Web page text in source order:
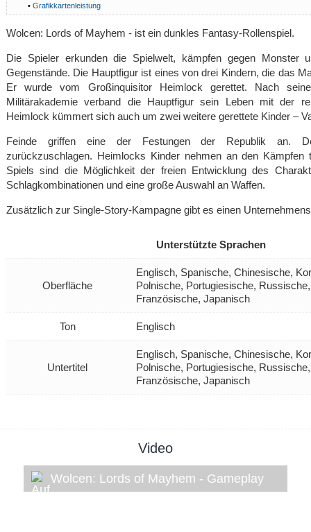
• Grafikkartenleistung
Wolcen: Lords of Mayhem - ist ein dunkles Fantasy-Rollenspiel.
Die Spieler erkunden die Spielwelt, kämpfen gegen Monster
Gegenstände. Die Hauptfigur ist eines von drei Kindern, die das
Er wurde vom Großinquisitor Heimlock gerettet. Nach
Militärakademie verband die Hauptfigur sein Leben mit der
Heimlock kümmert sich auch um zwei weitere gerettete Kinder –
Feinde griffen eine der Festungen der Republik an.
zurückzuschlagen. Heimlocks Kinder nehmen an den
Spiels sind die Möglichkeit der freien Entwicklung des
Schlagkombinationen und eine große Auswahl an Waffen.
Zusätzlich zur Single-Story-Kampagne gibt es einen
Unterstützte Sprachen
Oberfläche
Englisch, Spanische, Chinesische,
Polnische, Portugiesische,
Französische, Japanisch
Ton Englisch
Untertitel
Englisch, Spanische, Chinesische,
Polnische, Portugiesische,
Französische, Japanisch
Video
Wolcen: Lords of Mayhem - Gameplay